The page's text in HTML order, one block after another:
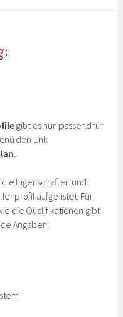
gibt es nun passend für
den Link
„.
Eigenschaften und
aufgelistet. Für
die Qualifikationen gibt
Angaben: